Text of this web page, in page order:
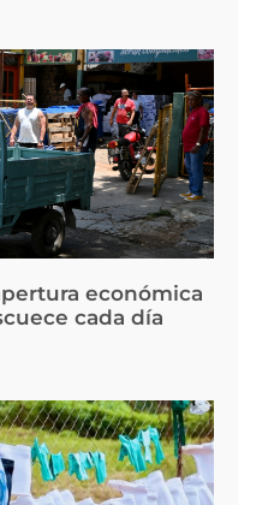
económica
cada día